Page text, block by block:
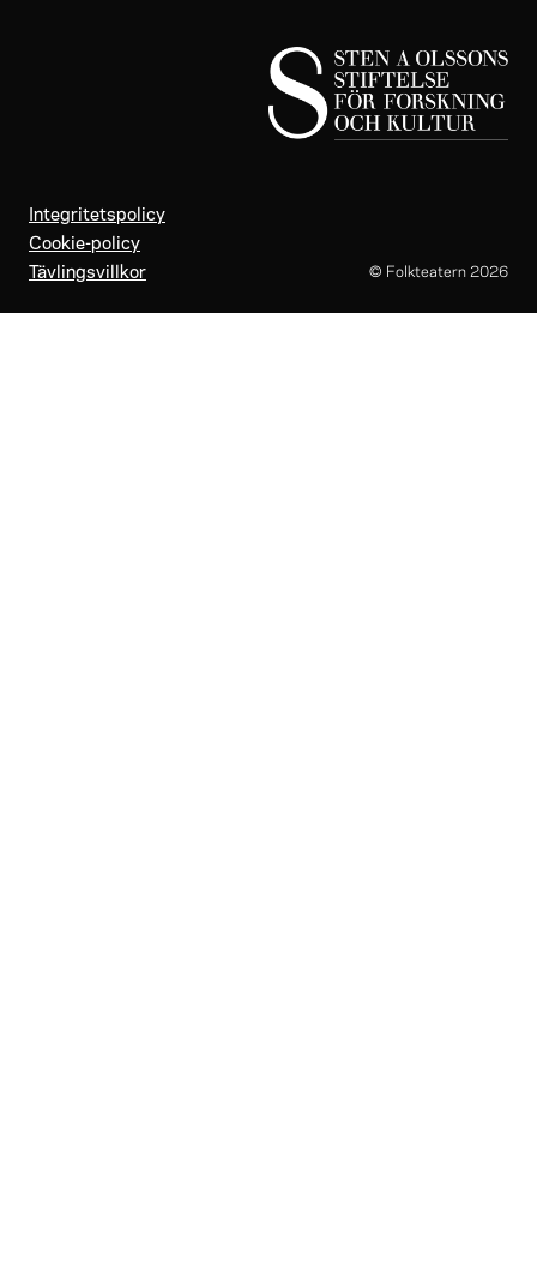
Integritetspolicy
Cookie-policy
Tävlingsvillkor
© Folkteatern 2026